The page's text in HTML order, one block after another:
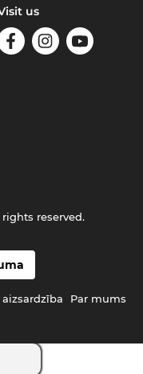
us
Par mums
reserved.